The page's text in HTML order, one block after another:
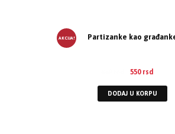
AKCIJA! Partizanke kao
550 rsd
DODAJ U KORPU